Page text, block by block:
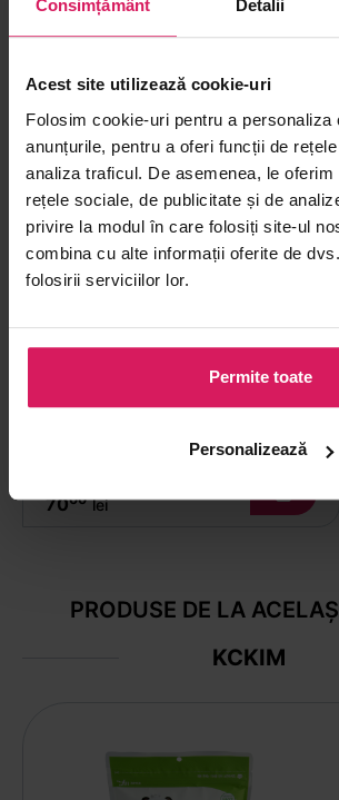
Consimțământ Detalii
Acest site utilizează cookie-uri
Folosim cookie-uri pentru a personaliza
anunțurile, pentru a oferi funcții de
analiza traficul. De asemenea, le oferim
rețele sociale, de publicitate și de
privire la modul în care folosiți site-ul
combina cu alte informații oferite de
folosirii serviciilor lor.
Permite toate
Personalizează
sau onigiri cu foi nori
7000 lei
PRODUSE DE LA
KCKIM